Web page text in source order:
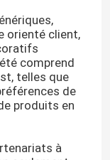
orienté client,
comprend
telles que
de
produits en
à